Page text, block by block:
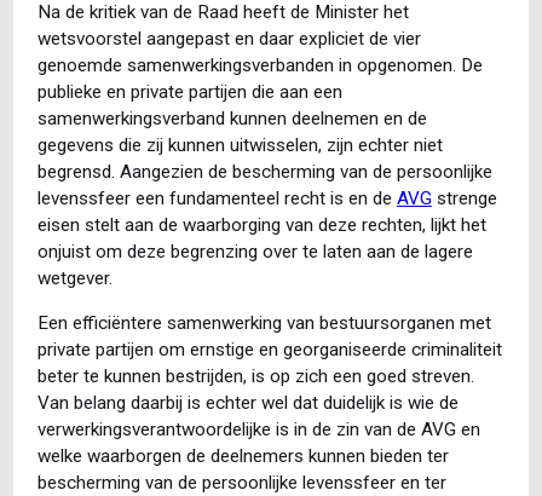
Na de kritiek van de Raad heeft de Minister het
wetsvoorstel aangepast en daar expliciet de vier
genoemde samenwerkingsverbanden in opgenomen. De
publieke en private partijen die aan een
samenwerkingsverband kunnen deelnemen en de
gegevens die zij kunnen uitwisselen, zijn echter niet
begrensd. Aangezien de bescherming van de persoonlijke
levenssfeer een fundamenteel recht is en de AVGstrenge
eisen stelt aan de waarborging van deze rechten, lijkt het
onjuist om deze begrenzing over te laten aan de lagere
wetgever.
Een efficiëntere samenwerking van bestuursorganen met
private partijen om ernstige en georganiseerde criminaliteit
beter te kunnen bestrijden, is op zich een goed streven.
Van belang daarbij is echter wel dat duidelijk is wie de
verwerkingsverantwoordelijke is in de zin van de AVG en
welke waarborgen de deelnemers kunnen bieden ter
bescherming van de persoonlijke levenssfeer en ter